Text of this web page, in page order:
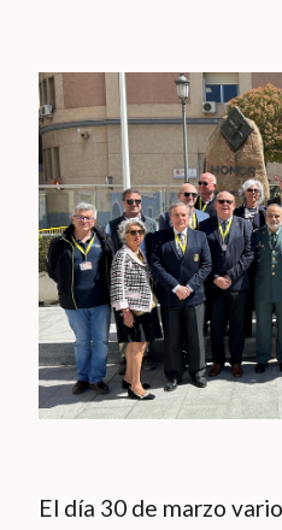
El día 30 de marzo